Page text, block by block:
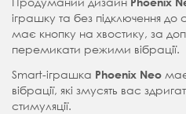
іграшку та без підключення
має кнопку на хвостику, за
перемикати режими вібрації.
Smart-іграшка Phoenix Neo
вібрації, які змусять вас
стимуляції.